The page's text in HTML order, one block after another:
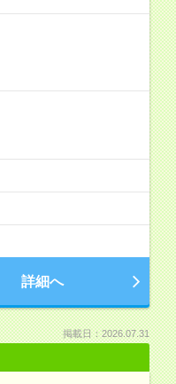
詳細へ
掲載日：2026.07.31